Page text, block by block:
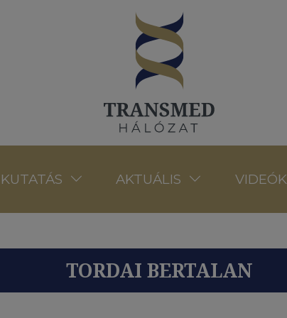
KUTATÁS AKTUÁLIS VIDEÓK
TORDAI BERTALAN